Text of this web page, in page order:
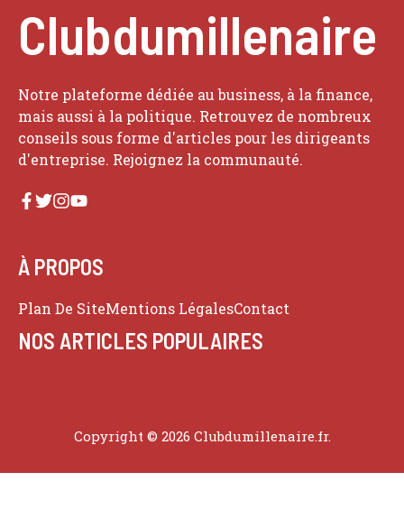
Clubdumillenaire
Notre plateforme dédiée au business, à la finance,
mais aussi à la politique. Retrouvez de nombreux
conseils sous forme d'articles pour les dirigeants
d'entreprise. Rejoignez la communauté.
À PROPOS
Plan De SiteMentions LégalesContact
NOS ARTICLES POPULAIRES
Copyright © 2026 Clubdumillenaire.fr.